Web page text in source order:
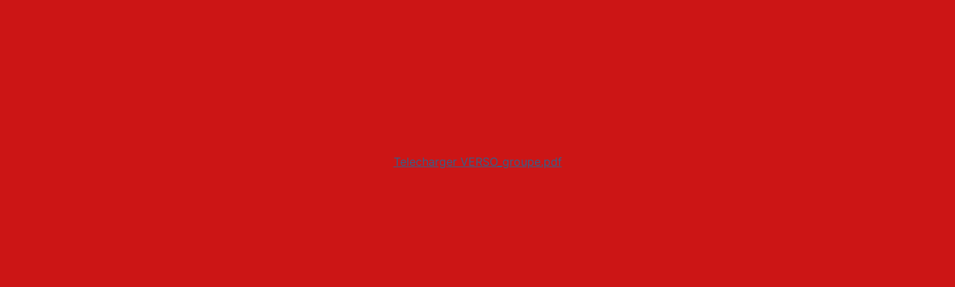
Telecharger VERSO_groupe.pdf